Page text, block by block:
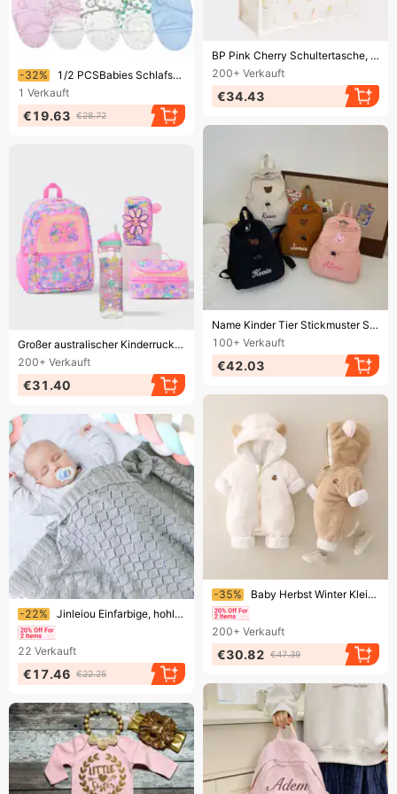
Endet bald!
BP Pink Cherry Schultertasche, Messenger Bag, Eiscremetasche, faltbar, umweltfreundliche Baumwolltasche, weiße Tasche
200+ Verkauft
€34.43
Endet bald!
-32%
1/2 PCSBabies Schlafsäcke Neugeborenen Baby Kokon Swaddle Wrap Umschlag 100% Baumwolle 0-6 Monate Baby Decke Swaddling Wrap Schlafsack
1 Verkauft
€19.63 €28.72
Endet bald!
Name Kinder Tier Stickmuster Schultasche Jungen Mädchen Kleinkind Kindergarten Kinder Rucksack
100+ Verkauft
€42.03
Endet bald!
Großer australischer Kinderrucksack für Schüler und Studenten, Freizeitrucksack für Grund- und weiterführende Schulen
200+ Verkauft
€31.40
Endet bald!
-35% Baby Herbst Winter Kleidung Mit Hinzugefügt Baumwolle Dicken Jump, Cut Männer Und Frauen Baby Flanell Warme Outdoor Jump
200+ Verkauft
€30.82 €47.39
Endet bald!
-22% Jinleiou Einfarbige, hohl gestrickte Häkeldecke für Babys, zum Schlafen, Steppdecke
22 Verkauft
€17.46 €22.25